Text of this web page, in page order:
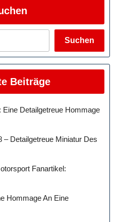
Suchen
Beiträge
Eine Detailgetreue Hommage
– Detailgetreue Miniatur Des
Fanartikel:
Hommage An Eine